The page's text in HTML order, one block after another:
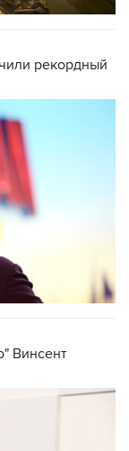
рекордный
Винсент